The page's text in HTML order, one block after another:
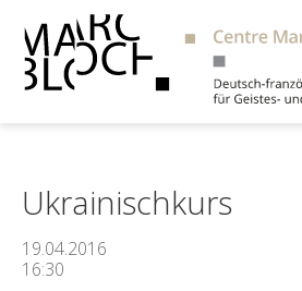
Ukrainischkurs
19.04.2016
16:30